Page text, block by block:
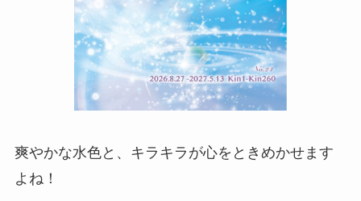
爽やかな水色と、キラキラが心をときめかせます
よね！